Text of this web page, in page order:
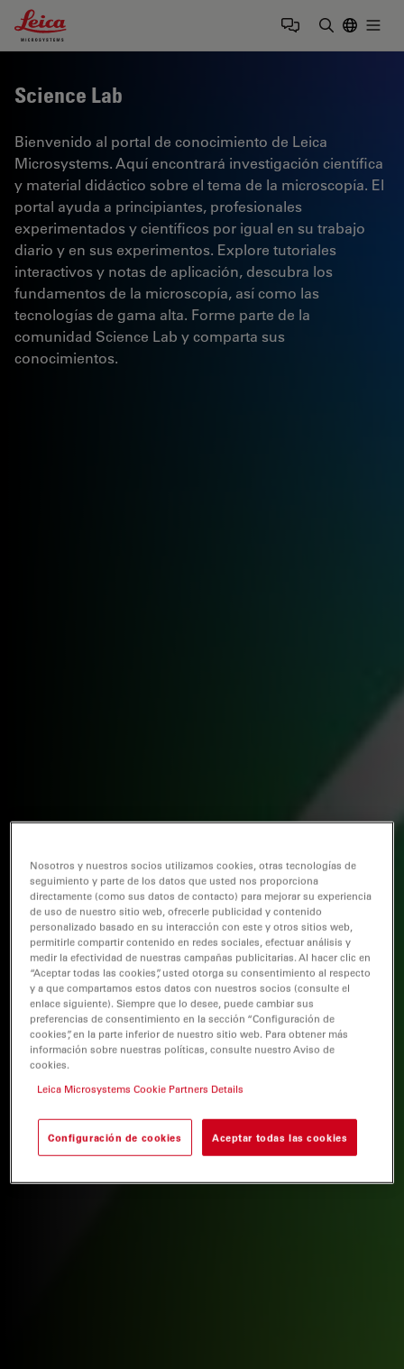
Leica Microsystems Logo
Science Lab
Bienvenido al portal de conocimiento de Leica
Microsystems. Aquí encontrará investigación científica
y material didáctico sobre el tema de la microscopía. El
portal ayuda a principiantes, profesionales
experimentados y científicos por igual en su trabajo
diario y en sus experimentos. Explore tutoriales
interactivos y notas de aplicación, descubra los
fundamentos de la microscopía, así como las
tecnologías de gama alta. Forme parte de la
comunidad Science Lab y comparta sus
conocimientos.
Nosotros y nuestros socios utilizamos cookies, otras tecnologías de
seguimiento y parte de los datos que usted nos proporciona
directamente (como sus datos de contacto) para mejorar su experiencia
de uso de nuestro sitio web, ofrecerle publicidad y contenido
personalizado basado en su interacción con este y otros sitios web,
permitirle compartir contenido en redes sociales, efectuar análisis y
medir la efectividad de nuestras campañas publicitarias. Al hacer clic en
“Aceptar todas las cookies”, usted otorga su consentimiento al respecto
y a que compartamos estos datos con nuestros socios (consulte el
enlace siguiente). Siempre que lo desee, puede cambiar sus
preferencias de consentimiento en la sección “Configuración de
cookies”, en la parte inferior de nuestro sitio web. Para obtener más
información sobre nuestras políticas, consulte nuestro Aviso de
cookies.
Leica Microsystems Cookie Partners Details
Configuración de cookies Aceptar todas las cookies